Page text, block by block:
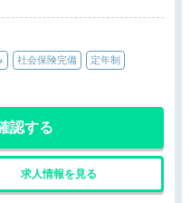
社会保険完備 定年制
認する
求人情報を見る